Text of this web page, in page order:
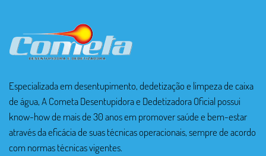
Especializada em desentupimento, dedetização e limpeza de caixa
de água, A Cometa Desentupidora e Dedetizadora Oficial possui
know-how de mais de 30 anos em promover saúde e bem-estar
através da eficácia de suas técnicas operacionais, sempre de acordo
com normas técnicas vigentes.